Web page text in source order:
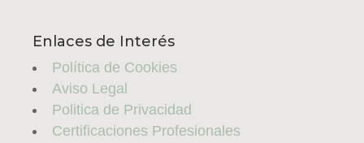
Enlaces de Interés
Política de Cookies
Aviso Legal
Politica de Privacidad
Certificaciones Profesionales